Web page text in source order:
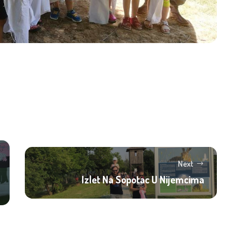
Next
Izlet Na Sopotac U Nijemcima